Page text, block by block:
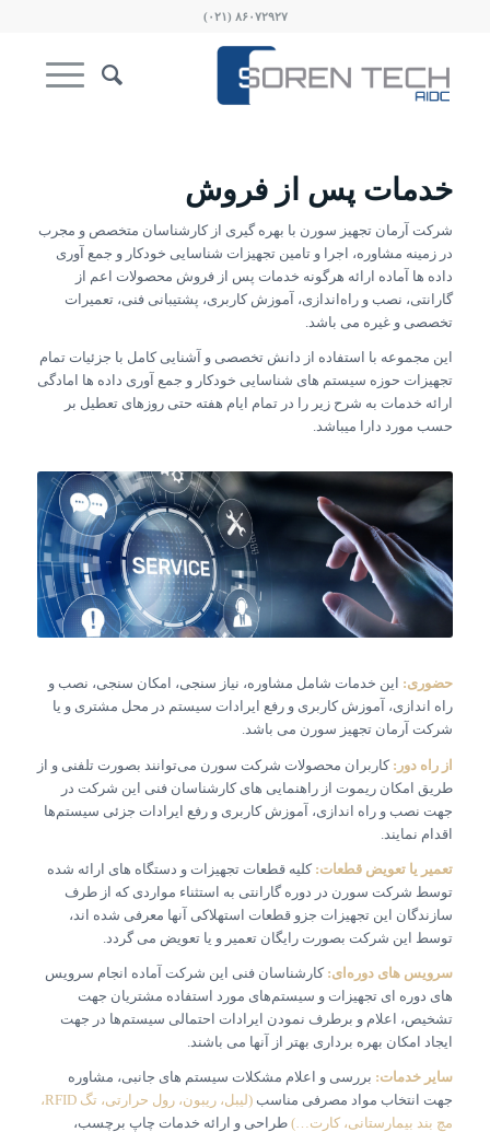
۸۶۰۷۲۹۲۷ (۰۲۱)
خدمات پس از فروش
شرکت آرمان تجهیز سورن با بهره گیری از کارشناسان متخصص و مجرب
در زمینه مشاوره، اجرا و تامین تجهیزات شناسایی خودکار و جمع آوری
داده ها آماده ارائه هرگونه خدمات پس از فروش محصولات اعم از
گارانتی، نصب و راه‌اندازی، آموزش کاربری، پشتیبانی فنی، تعمیرات
تخصصی و غیره می باشد.
این مجموعه با استفاده از دانش تخصصی و آشنایی کامل با جزئیات تمام
تجهیزات حوزه سیستم های شناسایی خودکار و جمع آوری داده ها امادگی
ارائه خدمات به شرح زیر را در تمام ایام هفته حتی روزهای تعطیل بر
حسب مورد دارا میباشد.
حضوری: این خدمات شامل مشاوره، نیاز سنجی، امکان سنجی، نصب و
راه اندازی، آموزش کاربری و رفع ایرادات سیستم در محل مشتری و یا
شرکت آرمان تجهیز سورن می باشد.
از راه دور: کاربران محصولات شرکت سورن می‌توانند بصورت تلفنی و از
طریق امکان ریموت از راهنمایی های کارشناسان فنی این شرکت در
جهت نصب و راه اندازی، آموزش کاربری و رفع ایرادات جزئی سیستم‌ها
اقدام نمایند.
تعمیر یا تعویض قطعات: کلیه قطعات تجهیزات و دستگاه های ارائه شده
توسط شرکت سورن در دوره گارانتی به استثناء مواردی که از طرف
سازندگان این تجهیزات جزو قطعات استهلاکی آنها معرفی شده اند،
توسط این شرکت بصورت رایگان تعمیر و یا تعویض می گردد.
سرویس های دوره‌ای: کارشناسان فنی این شرکت آماده انجام سرویس
های دوره ای تجهیزات و سیستم‌های مورد استفاده مشتریان جهت
تشخیص، اعلام و برطرف نمودن ایرادات احتمالی سیستم‌ها در جهت
ایجاد امکان بهره برداری بهتر از آنها می باشند.
سایر خدمات: بررسی و اعلام مشکلات سیستم های جانبی، مشاوره
جهت انتخاب مواد مصرفی مناسب
(لیبل، ریبون، رول حرارتی، تگ RFID،
مچ بند بیمارستانی، کارت…)طراحی و ارائه خدمات چاپ برچسب،